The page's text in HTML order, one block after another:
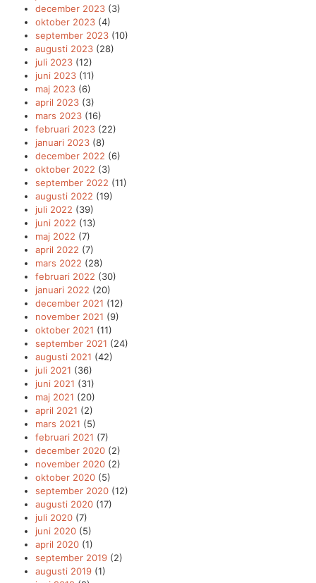
december 2023 (3)
oktober 2023 (4)
september 2023 (10)
augusti 2023 (28)
juli 2023 (12)
juni 2023 (11)
maj 2023 (6)
april 2023 (3)
mars 2023 (16)
februari 2023 (22)
januari 2023 (8)
december 2022 (6)
oktober 2022 (3)
september 2022 (11)
augusti 2022 (19)
juli 2022 (39)
juni 2022 (13)
maj 2022 (7)
april 2022 (7)
mars 2022 (28)
februari 2022 (30)
januari 2022 (20)
december 2021 (12)
november 2021 (9)
oktober 2021 (11)
september 2021 (24)
augusti 2021 (42)
juli 2021 (36)
juni 2021 (31)
maj 2021 (20)
april 2021 (2)
mars 2021 (5)
februari 2021 (7)
december 2020 (2)
november 2020 (2)
oktober 2020 (5)
september 2020 (12)
augusti 2020 (17)
juli 2020 (7)
juni 2020 (5)
april 2020 (1)
september 2019 (2)
augusti 2019 (1)